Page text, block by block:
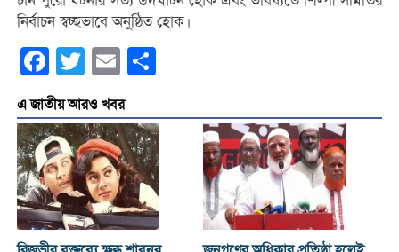
নির্বাচন স্বচ্ছভাবে অনুষ্ঠিত হোক।
Facebook
Twitter Email
এ জাতীয় আরও খবর